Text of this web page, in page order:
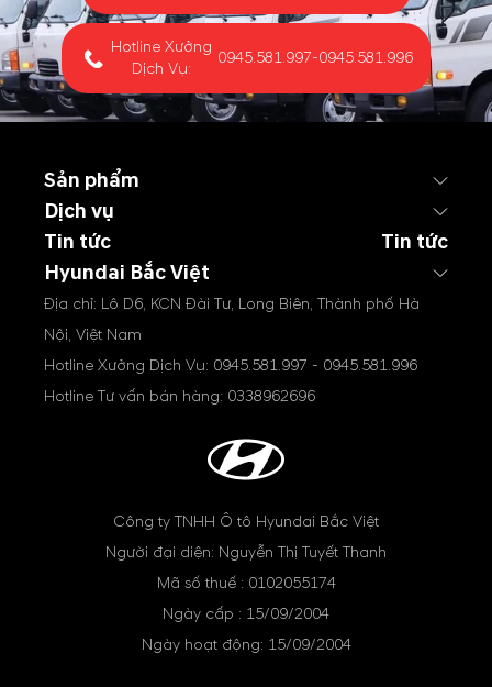
Hotline Xưởng
Dịch Vụ:
0945.581.997-0945.581.996
Sản phẩm
Dịch vụ
Tin tức
Tin tức
Hyundai Bắc Việt
Địa chỉ: Lô D6, KCN Đài Tư, Long Biên, Thành phố Hà
Nội, Việt Nam
Hotline Xưởng Dịch Vụ: 0945.581.997 - 0945.581.996
Hotline Tư vấn bán hàng: 0338962696
Công ty TNHH Ô tô Hyundai Bắc Việt
Người đại diện: Nguyễn Thị Tuyết Thanh
Mã số thuế : 0102055174
Ngày cấp : 15/09/2004
Ngày hoạt động: 15/09/2004